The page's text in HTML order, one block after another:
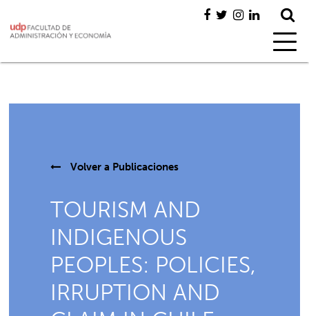
Volver a Publicaciones
TOURISM AND
INDIGENOUS
PEOPLES: POLICIES,
IRRUPTION AND